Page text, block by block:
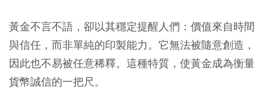
黃金不言不語，卻以其穩定提醒人們：價值來自時間
與信任，而非單純的印製能力。它無法被隨意創造，
因此也不易被任意稀釋。這種特質，使黃金成為衡量
貨幣誠信的一把尺。